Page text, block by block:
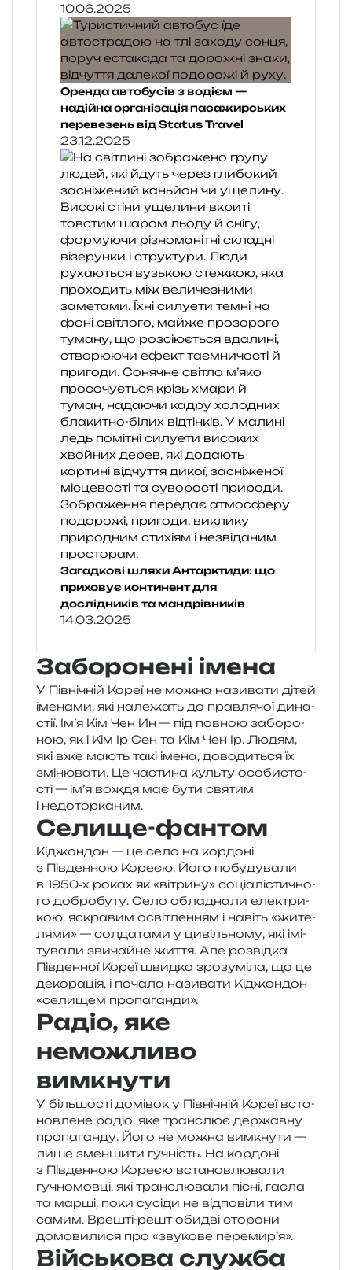
10.06.2025
Оренда автобусів з водієм —
надійна організація пасажирських
перевезень від Status Travel
23.12.2025
Загадкові шляхи Антарктиди: що
приховує континент для
дослідників та мандрівників
14.03.2025
Заборонені імена
У Північній Кореї не можна нази­ва­ти дітей
іме­на­ми, які нале­жать до прав­ля­чої дина­
стії. Ім’я Кім Чен Ин — під пов­ною забо­ро­
ною, як і Кім Ір Сен та Кім Чен Ір. Людям,
які вже мають такі імена, дово­ди­ться їх
змі­ню­ва­ти. Це части­на куль­ту осо­би­сто­
сті — ім’я вождя має бути свя­тим
і недоторканим.
Селище-фантом
Кіджондон — це село на кор­до­ні
з Південною Кореєю. Його побу­ду­ва­ли
в 1950‑х роках як «вітри­ну» соці­а­лі­сти­чно­
го добро­бу­ту. Село обла­дна­ли еле­ктри­
кою, яскра­вим осві­тле­н­ням і навіть «жите­
ля­ми» — сол­да­та­ми у цивіль­но­му, які імі­
ту­ва­ли зви­чай­не життя. Але роз­від­ка
Південної Кореї швид­ко зро­зумі­ла, що це
деко­ра­ція, і поча­ла нази­ва­ти Кіджондон
«сели­щем пропаганди».
Радіо, яке
неможливо
вимкнути
У біль­шо­сті домі­вок у Північній Кореї вста­
нов­ле­не радіо, яке транс­лює дер­жав­ну
про­па­ган­ду. Його не можна вимкну­ти —
лише змен­ши­ти гучність. На кор­до­ні
з Південною Кореєю вста­нов­лю­ва­ли
гучно­мов­ці, які транс­лю­ва­ли пісні, гасла
та марші, поки сусі­ди не від­по­ві­ли тим
самим. Врешті-решт оби­дві сто­ро­ни
домо­ви­ли­ся про «зву­ко­ве перемир’я».
Військова служба